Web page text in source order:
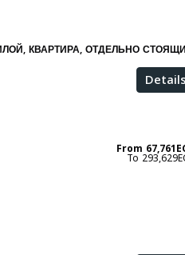
КВАРТИРА, ОТДЕЛЬНО
Details
From